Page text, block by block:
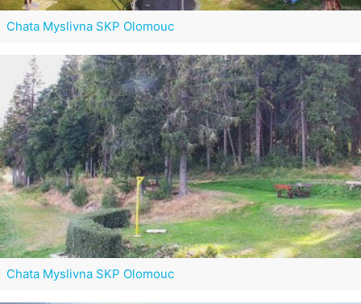
Chata Myslivna SKP Olomouc
Chata Myslivna SKP Olomouc